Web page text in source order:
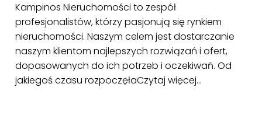
Kampinos Nieruchomości to zespół
profesjonalistów, którzy pasjonują się rynkiem
nieruchomości. Naszym celem jest dostarczanie
naszym klientom najlepszych rozwiązań i ofert,
dopasowanych do ich potrzeb i oczekiwań. Od
jakiegoś czasu rozpoczęłaCzytaj więcej…